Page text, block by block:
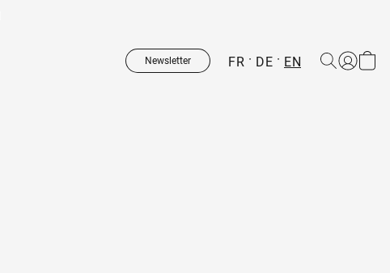
Newsletter FR DE EN